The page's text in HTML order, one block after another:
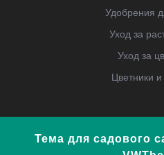
Удобрения
Уход за
Уход за
Цветники
Тема для садового